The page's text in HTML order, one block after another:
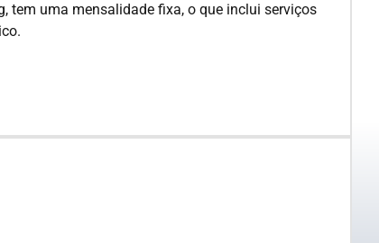
tem uma mensalidade fixa, o que inclui serviços